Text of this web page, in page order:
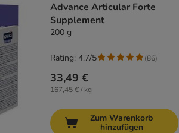
Advance Articular Forte
Supplement
200 g
33,49 €
167,45 € / kg
Rating: 4.7/5 (86)
Zum Warenkorb
hinzufügen